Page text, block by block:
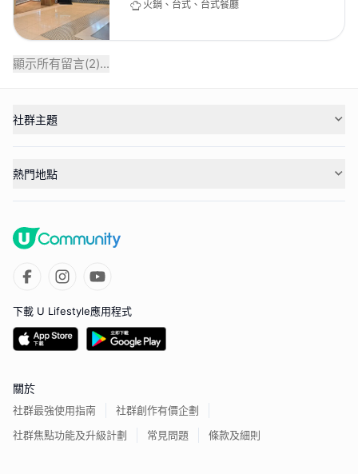
火鍋、台式、台式餐廳
顯示所有留言(2)...
社群主題
熱門地點
下載 U Lifestyle應用程式
關於
社群最強使用指南
社群創作有價企劃
社群焦點功能及升級計劃
常見問題 條款及細則